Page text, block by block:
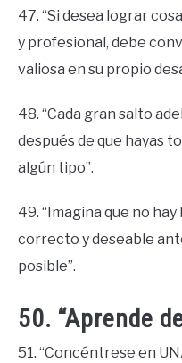
47. “Si desea lograr
y profesional, debe
valiosa en su propio
48. “Cada gran salto
después de que hayas
algún tipo”.
49. “Imagina que no
correcto y deseable
posible”.
50. “Aprende
51. “Concéntrese en